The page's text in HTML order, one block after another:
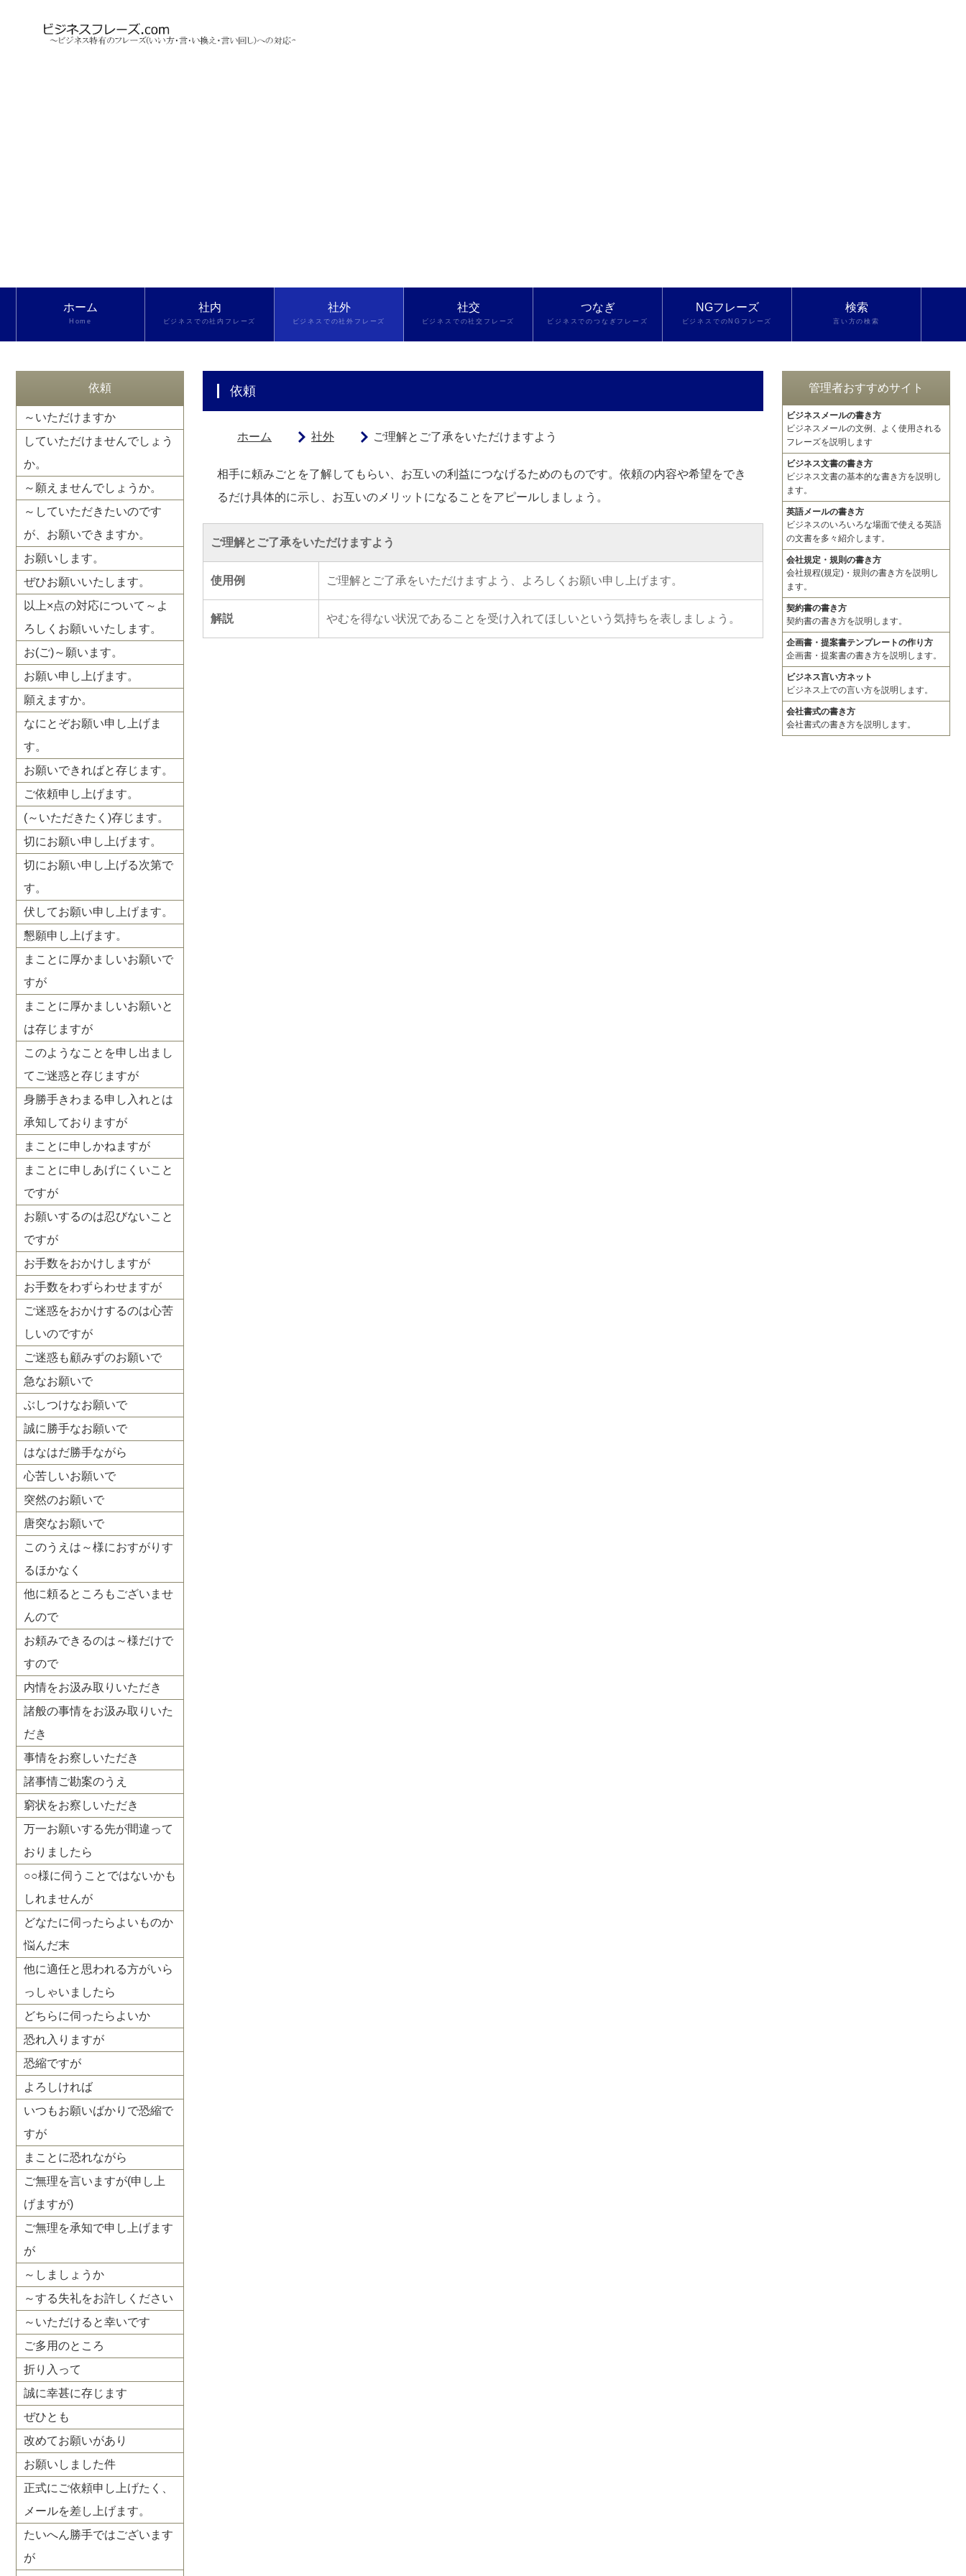
ホーム
Home
社内
ビジネスでの社内フレーズ
社外
ビジネスでの社外フレーズ
社交
ビジネスでの社交フレーズ
つなぎ
ビジネスでのつなぎフレーズ
NGフレーズ
ビジネスでのNGフレーズ
検索
言い方の検索
依頼
ホーム 社外 ご理解とご了承をいただけますよう
相手に頼みごとを了解してもらい、お互いの利益につなげるためのものです。依頼の内容や希望をでき
るだけ具体的に示し、お互いのメリットになることをアピールしましょう。
ご理解とご了承をいただけますよう
使用例 ご理解とご了承をいただけますよう、よろしくお願い申し上げます。
解説 やむを得ない状況であることを受け入れてほしいという気持ちを表しましょう。
依頼
～いただけますか
していただけませんでしょう
か。
～願えませんでしょうか。
～していただきたいのです
が、お願いできますか。
お願いします。
ぜひお願いいたします。
以上×点の対応について～よ
ろしくお願いいたします。
お(ご)～願います。
お願い申し上げます。
願えますか。
なにとぞお願い申し上げま
す。
お願いできればと存じます。
ご依頼申し上げます。
(～いただきたく)存じます。
切にお願い申し上げます。
切にお願い申し上げる次第で
す。
伏してお願い申し上げます。
懇願申し上げます。
まことに厚かましいお願いで
すが
まことに厚かましいお願いと
は存じますが
このようなことを申し出まし
てご迷惑と存じますが
身勝手きわまる申し入れとは
承知しておりますが
まことに申しかねますが
まことに申しあげにくいこと
ですが
お願いするのは忍びないこと
ですが
お手数をおかけしますが
お手数をわずらわせますが
ご迷惑をおかけするのは心苦
しいのですが
ご迷惑も顧みずのお願いで
急なお願いで
ぶしつけなお願いで
誠に勝手なお願いで
はなはだ勝手ながら
心苦しいお願いで
突然のお願いで
唐突なお願いで
このうえは～様におすがりす
るほかなく
他に頼るところもございませ
んので
お頼みできるのは～様だけで
すので
内情をお汲み取りいただき
諸般の事情をお汲み取りいた
だき
事情をお察しいただき
諸事情ご勘案のうえ
窮状をお察しいただき
万一お願いする先が間違って
おりましたら
○○様に伺うことではないかも
しれませんが
どなたに伺ったらよいものか
悩んだ末
他に適任と思われる方がいら
っしゃいましたら
どちらに伺ったらよいか
恐れ入りますが
恐縮ですが
よろしければ
いつもお願いばかりで恐縮で
すが
まことに恐れながら
ご無理を言いますが(申し上
げますが)
ご無理を承知で申し上げます
が
～しましょうか
～する失礼をお許しください
～いただけると幸いです
ご多用のところ
折り入って
誠に幸甚に存じます
ぜひとも
改めてお願いがあり
お願いしました件
正式にご依頼申し上げたく、
メールを差し上げます。
たいへん勝手ではございます
が
管理者おすすめサイト
ビジネスメールの書き方
ビジネスメールの文例、よく使用される
フレーズを説明します
ビジネス文書の書き方
ビジネス文書の基本的な書き方を説明し
ます。
英語メールの書き方
ビジネスのいろいろな場面で使える英語
の文書を多々紹介します。
会社規定・規則の書き方
会社規程(規定)・規則の書き方を説明し
ます。
契約書の書き方
契約書の書き方を説明します。
企画書・提案書テンプレートの作り方
企画書・提案書の書き方を説明します。
ビジネス言い方ネット
ビジネス上での言い方を説明します。
会社書式の書き方
会社書式の書き方を説明します。